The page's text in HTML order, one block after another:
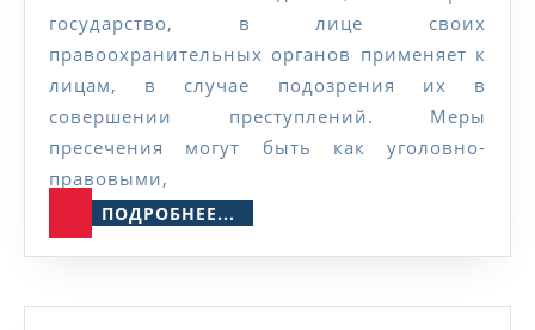
государство, в лице своих
правоохранительных органов применяет к
лицам, в случае подозрения их в
совершении преступлений. Меры
пресечения могут быть как уголовно-
правовыми,
ПОДРОБНЕЕ...